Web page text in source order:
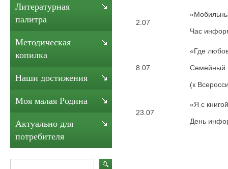
2.07
Час
8.07
«Где
Семейный
(к
23.07
«Я с
День
Литературная
палитра
Методическая
копилка
Наши достижения
Моя малая Родина
Актуально для
потребителя